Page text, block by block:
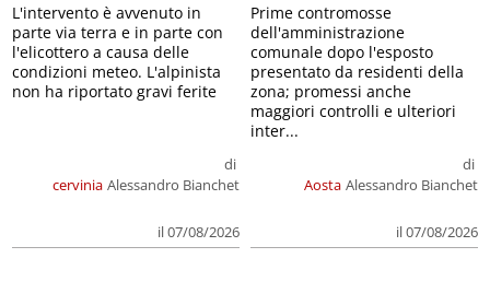
cervinia
di
Alessandro Bianchet
il 07/08/2026
L'intervento è avvenuto in
parte via terra e in parte con
l'elicottero a causa delle
condizioni meteo. L'alpinista
non ha riportato gravi ferite
Aosta
di
Alessandro Bianchet
il 07/08/2026
Prime contromosse
dell'amministrazione
comunale dopo l'esposto
presentato da residenti della
zona; promessi anche
maggiori controlli e ulteriori
inter...